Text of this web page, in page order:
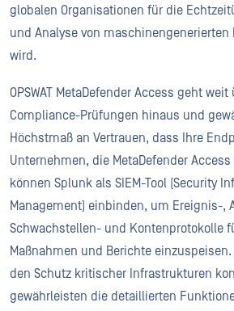
globalen Organisationen für die
und Analyse von maschinengenerierten
wird.
OPSWAT MetaDefender Access geht
Compliance-Prüfungen hinaus und
Höchstmaß an Vertrauen, dass Ihre
Unternehmen, die MetaDefender
können Splunk als SIEM-Tool (Security
Management) einbinden, um Ereignis-,
Schwachstellen- und Kontenprotokolle
Maßnahmen und Berichte einzuspeisen.
den Schutz kritischer Infrastrukturen
gewährleisten die detaillierten